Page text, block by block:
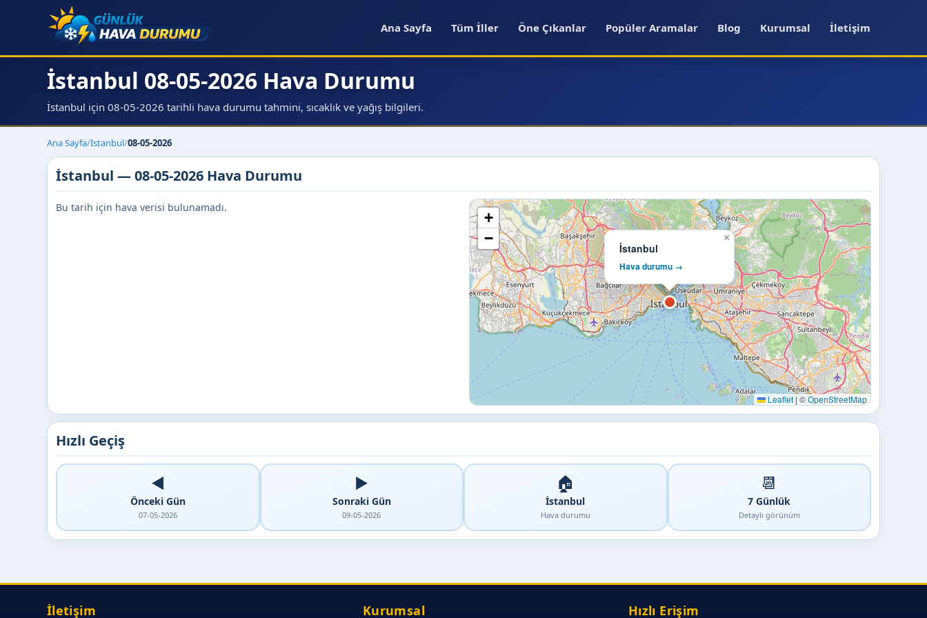
Ana Sayfa Tüm İller Öne Çıkanlar Popüler Aramalar Blog Kurumsal İletişim
İstanbul 08-05-2026 Hava Durumu
İstanbul için 08-05-2026 tarihli hava durumu tahmini, sıcaklık ve yağış bilgileri.
Ana Sayfa/İstanbul/08-05-2026
İstanbul — 08-05-2026 Hava Durumu
Bu tarih için hava verisi bulunamadı.
İstanbul
Hava durumu →
×
+
−
Leaflet | ©OpenStreetMap
Hızlı Geçiş
◀️
Önceki Gün
07-05-2026
▶️
Sonraki Gün
09-05-2026
🏠
İstanbul
Hava durumu
📆
7 Günlük
Detaylı görünüm
İletişim Kurumsal Hızlı Erişim